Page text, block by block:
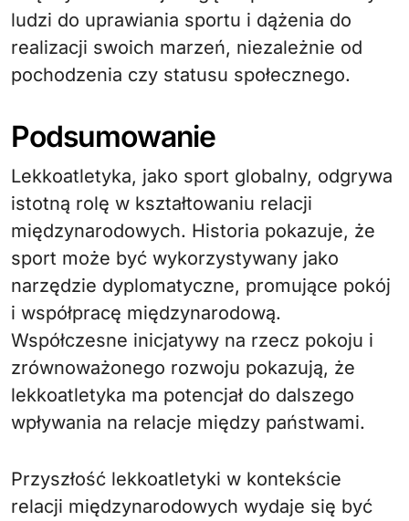
ludzi do uprawiania sportu i dążenia do
realizacji swoich marzeń, niezależnie od
pochodzenia czy statusu społecznego.
Podsumowanie
Lekkoatletyka, jako sport globalny, odgrywa
istotną rolę w kształtowaniu relacji
międzynarodowych. Historia pokazuje, że
sport może być wykorzystywany jako
narzędzie dyplomatyczne, promujące pokój
i współpracę międzynarodową.
Współczesne inicjatywy na rzecz pokoju i
zrównoważonego rozwoju pokazują, że
lekkoatletyka ma potencjał do dalszego
wpływania na relacje między państwami.
Przyszłość lekkoatletyki w kontekście
relacji międzynarodowych wydaje się być